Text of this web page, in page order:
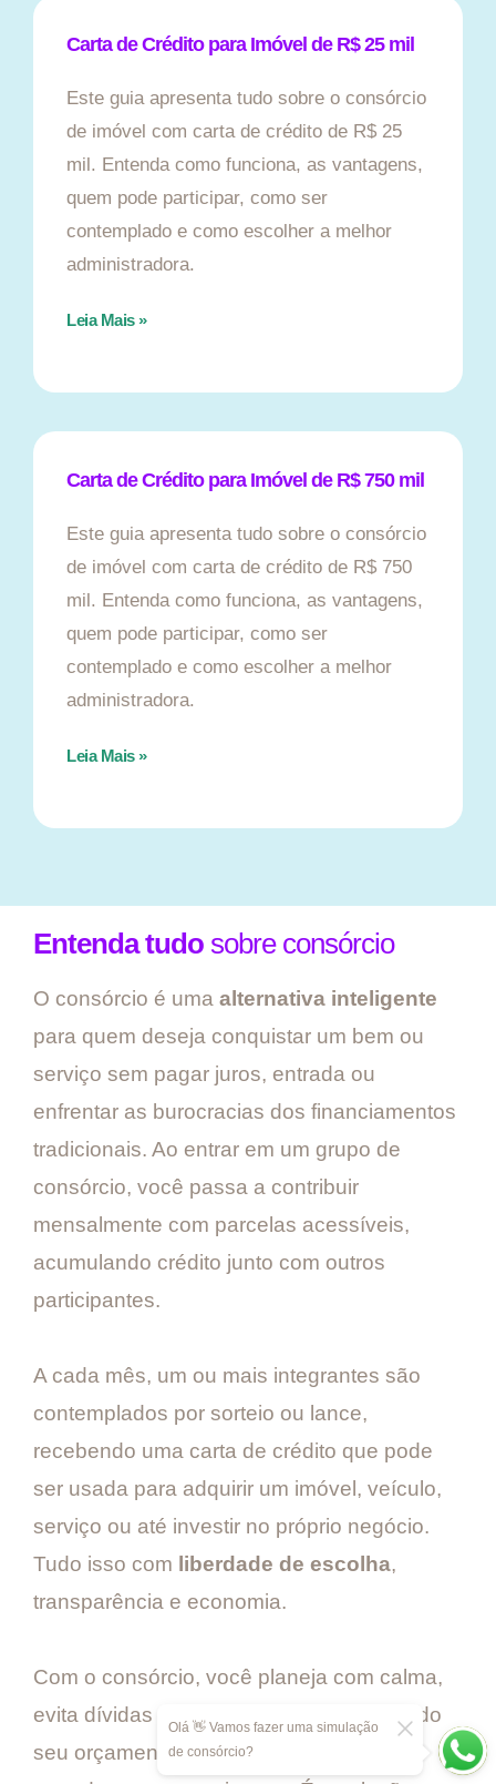
Carta de Crédito para Imóvel de R$ 25 mil
Este guia apresenta tudo sobre o consórcio
de imóvel com carta de crédito de R$ 25
mil. Entenda como funciona, as vantagens,
quem pode participar, como ser
contemplado e como escolher a melhor
administradora.
Leia Mais »
Carta de Crédito para Imóvel de R$ 750 mil
Este guia apresenta tudo sobre o consórcio
de imóvel com carta de crédito de R$ 750
mil. Entenda como funciona, as vantagens,
quem pode participar, como ser
contemplado e como escolher a melhor
administradora.
Leia Mais »
Entenda tudo sobre consórcio
O consórcio é uma alternativa inteligente
para quem deseja conquistar um bem ou
serviço sem pagar juros, entrada ou
enfrentar as burocracias dos financiamentos
tradicionais. Ao entrar em um grupo de
consórcio, você passa a contribuir
mensalmente com parcelas acessíveis,
acumulando crédito junto com outros
participantes.
A cada mês, um ou mais integrantes são
contemplados por sorteio ou lance,
recebendo uma carta de crédito que pode
ser usada para adquirir um imóvel, veículo,
serviço ou até investir no próprio negócio.
Tudo isso com liberdade de escolha,
transparência e economia.
Com o consórcio, você planeja com calma,
evita dívidas caras e mantém o controle do
seu orçamento, sabendo exatamente
Olá 👋 Vamos fazer uma simulação
de consórcio?